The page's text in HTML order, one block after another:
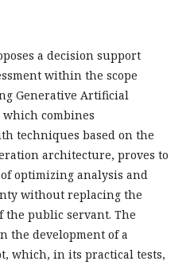
a decision support
within the scope
Generative Artificial
combines
techniques based on the
architecture, proves to
optimizing analysis and
without replacing the
the public servant. The
the development of a
which, in its practical tests,